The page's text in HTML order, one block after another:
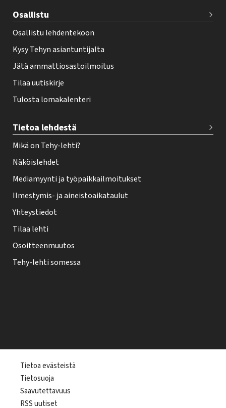
r
Osallistu
Osallistu lehdentekoon
Kysy Tehyn asiantuntijalta
Jätä ammattiosastoilmoitus
Tilaa uutiskirje
Tulosta lomakalenteri
Tietoa lehdestä
Mikä on Tehy-lehti?
Näköislehdet
Mediamyynti ja työpaikkailmoitukset
Ilmestymis- ja aineistoaikataulut
Yhteystiedot
Tilaa lehti
Osoitteenmuutos
Tehy-lehti somessa
Tietoa evästeistä
Tietosuoja
Saavutettavuus
RSS uutiset